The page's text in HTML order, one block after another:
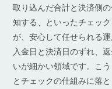
取り込んだ合計と決済側
知する、といったチェッ
が、安心して任せられる
入金日と決済日のずれ、
いが細かい領域です。こ
とチェックの仕組みに落